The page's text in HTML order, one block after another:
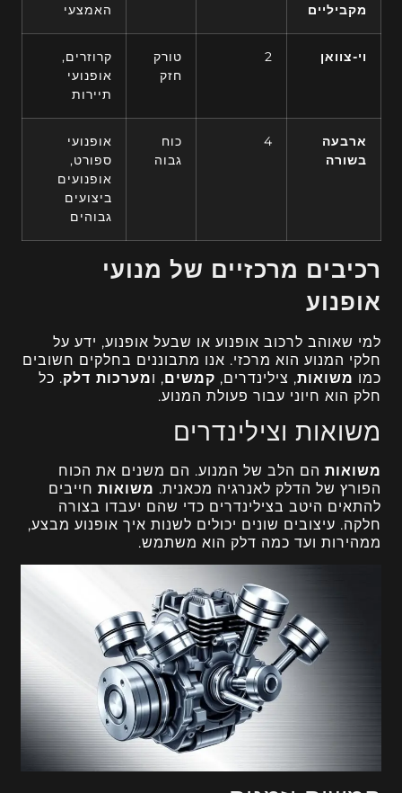
מקביליים
האמצעי
וי-צוואן 2
טורק
חזק
קרוזרים,
אופנועי
תיירות
ארבעה
בשורה
4
כוח
גבוה
אופנועי
ספורט,
אופנועים
ביצועים
גבוהים
רכיבים מרכזיים של מנועי
אופנוע
למי שאוהב לרכוב אופנוע או שבעל אופנוע, ידע על
חלקי המנוע הוא מרכזי. אנו מתבוננים בחלקים חשובים
כמו משואות, צילינדרים, קמשים, ומערכות דלק. כל
חלק הוא חיוני עבור פעולת המנוע.
משואות וצילינדרים
משואות הם הלב של המנוע. הם משנים את הכוח
הפורץ של הדלק לאנרגיה מכאנית. משואות חייבים
להתאים היטב בצילינדרים כדי שהם יעבדו בצורה
חלקה. עיצובים שונים יכולים לשנות איך אופנוע מבצע,
ממהירות ועד כמה דלק הוא משתמש.